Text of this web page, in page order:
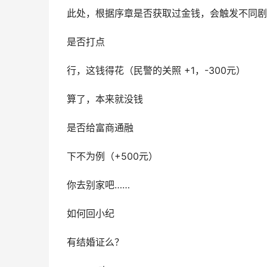
此处，根据序章是否获取过金钱，会触发不同
是否打点
行，这钱得花（民警的关照 +1，-300元）
算了，本来就没钱
是否给富商通融
下不为例（+500元）
你去别家吧……
如何回小纪
有结婚证么？